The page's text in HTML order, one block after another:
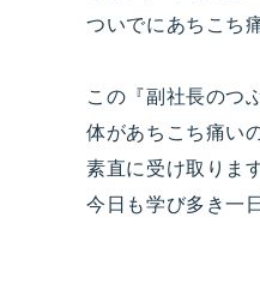
ついでにあちこち
この『副社長のつ
体があちこち痛い
素直に受け取ります
今日も学び多き一